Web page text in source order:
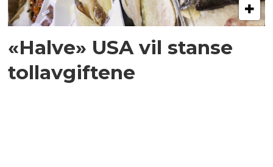
«Halve» USA vil stanse
tollavgiftene